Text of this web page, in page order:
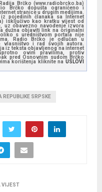
Brčko (www.radiobrcko.ba)
Brčko dopušta ograničeno i
stranice u drugim medijima.
pojedinih članaka sa Internet
isključivo kao kratku vijest od
uz obavezno navođenje izvora
dužna objaviti link na originalni
s uredništvom portala nije
Radio Brčko je odlučan u
vlasništvo i rad svojih autora.
iz teksta objavljenog na internet
ovim pravilima, protiv
pred Osnovnim sudom Brčko
korištenja kliknite na USLOVI
REPUBLIKE SRPSKE
VIJEST